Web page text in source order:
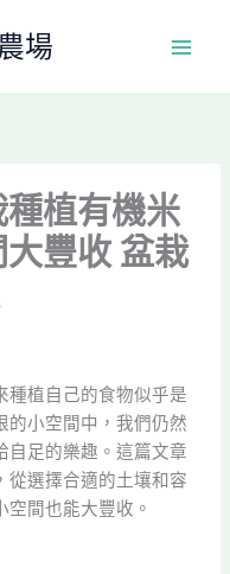
場
植有機米
豐收 盆栽
種植自己的食物似乎是
的小空間中，我們仍然
自足的樂趣。這篇文章
從選擇合適的土壤和容
間也能大豐收。